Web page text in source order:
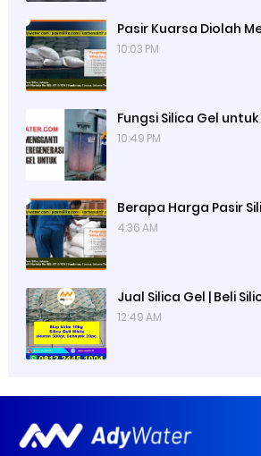
Pasir Kuarsa Diolah
10:03 PM
Fungsi Silica Gel
10:49 PM
Berapa Harga Pasir
4:36 AM
Jual Silica Gel | Beli
12:49 AM